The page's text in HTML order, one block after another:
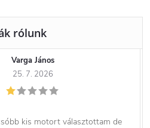
Varga János
25. 7. 2026
kis motort választottam de